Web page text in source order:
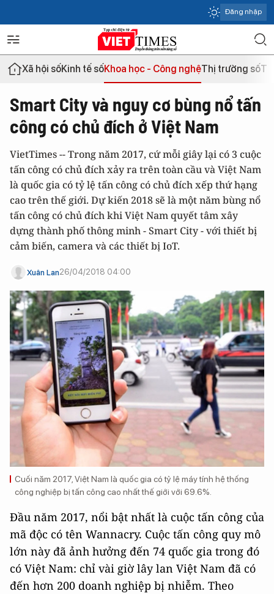
Đăng nhập
Xã hội sốKinh tế sốKhoa học - Công nghệThị trường số
Smart City và nguy cơ bùng nổ tấn
công có chủ đích ở Việt Nam
VietTimes -- Trong năm 2017, cứ mỗi giây lại có 3 cuộc
tấn công có chủ đích xảy ra trên toàn cầu và Việt Nam
là quốc gia có tỷ lệ tấn công có chủ đích xếp thứ hạng
cao trên thế giới. Dự kiến 2018 sẽ là một năm bùng nổ
tấn công có chủ đích khi Việt Nam quyết tâm xây
dựng thành phố thông minh - Smart City - với thiết bị
cảm biến, camera và các thiết bị IoT.
Xuân Lan26/04/2018 04:00
Cuối năm 2017, Việt Nam là quốc gia có tỷ lệ máy tính hệ thống
công nghiệp bị tấn công cao nhất thế giới với 69.6%.
Đầu năm 2017, nổi bật nhất là cuộc tấn công của
mã độc có tên Wannacry. Cuộc tấn công quy mô
lớn này đã ảnh hưởng đến 74 quốc gia trong đó
có Việt Nam: chỉ vài giờ lây lan Việt Nam đã có
đến hơn 200 doanh nghiệp bị nhiễm. Theo